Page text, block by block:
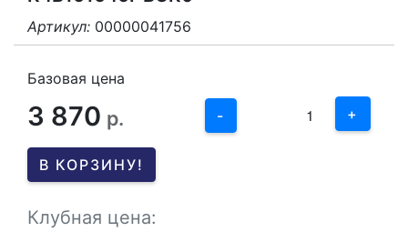
Артикул: 00000041756
Базовая цена
3 870 р. -
3
1
+
В КОРЗИНУ!
Клубная цена: